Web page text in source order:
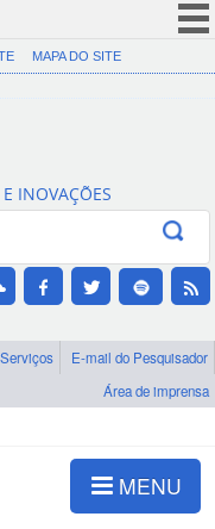
(COVID-19)
Canais
MAPA DO SITE
INOVAÇÕES
Serviços
E-mail do Pesquisador
Área de imprensa
MENU